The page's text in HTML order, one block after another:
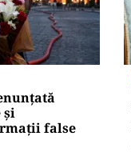
și
false